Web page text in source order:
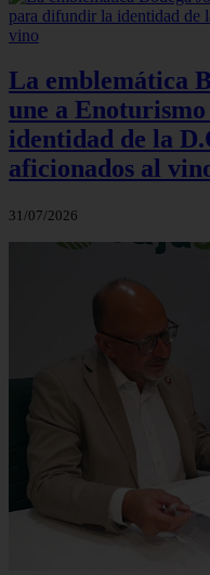
La emblemática
une a
identidad de la
aficionados al
31/07/2026